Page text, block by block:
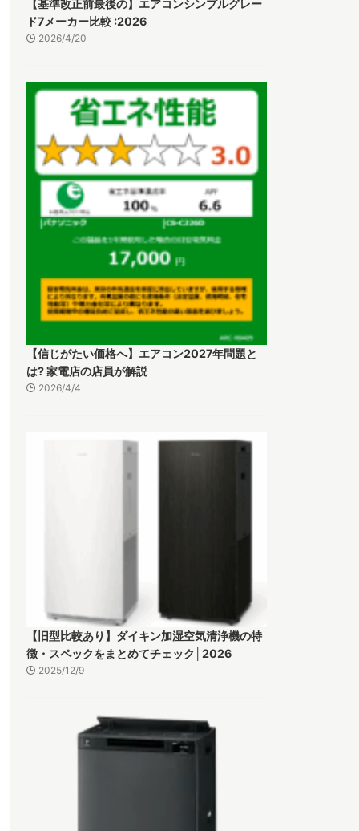
【基準改正前最後の】エアコンシンプルグレー
ド7メーカー比較 :2026
2026/4/20
【信じがたい価格へ】エアコン2027年問題と
は? 家電店の店員が解説
2026/4/4
【旧型比較あり】ダイキン加湿空気清浄機の特
徴・スペックをまとめてチェック│2026
2025/12/9